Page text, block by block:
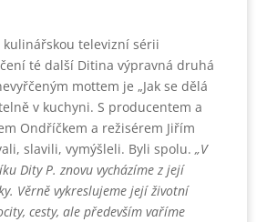
televizní sérii
té další Ditina výpravná druhá
mottem je „Jak se dělá
v kuchyni. S producentem a
Ondříčkem a režisérem Jiřím
slavili, vymýšleli. Byli spolu. „V
Dity P. znovu vycházíme z její
Věrně vykreslujeme její životní
cesty, ale především vaříme